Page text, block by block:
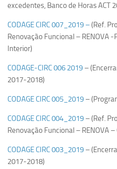
excedentes, Banco de Horas ACT
CODAGE CIRC 007_2019 –(Ref.
Renovação Funcional – RENOVA
Interior)
CODAGE-CIRC 006 2019 –
2017-2018)
CODAGE CIRC 005_2019 –
CODAGE CIRC 004_2019 – (Ref.
Renovação Funcional – RENOVA
CODAGE CIRC 003_2019 –
2017-2018)